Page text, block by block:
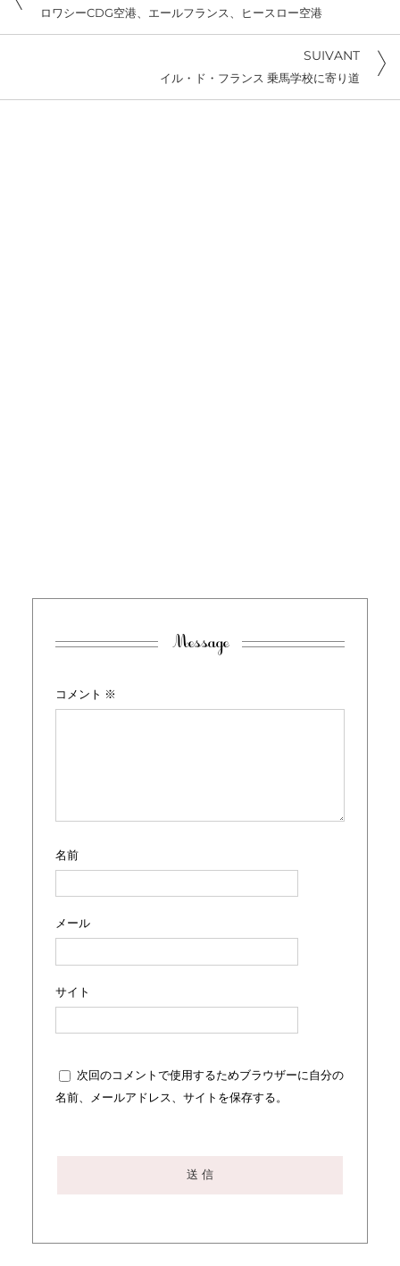
ロワシーCDG空港、エールフランス、ヒースロー空港
SUIVANT
イル・ド・フランス 乗馬学校に寄り道
Message
コメント ※
名前
メール
サイト
次回のコメントで使用するためブラウザーに自分の
名前、メールアドレス、サイトを保存する。